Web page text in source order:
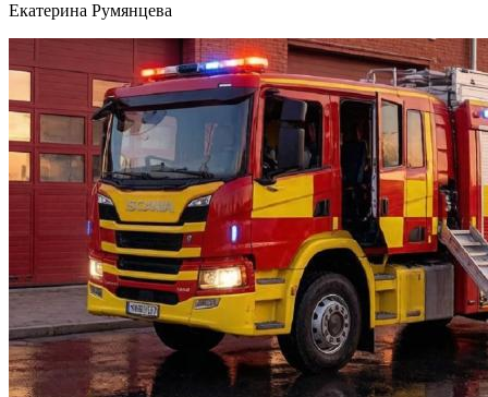
Екатерина Румянцева